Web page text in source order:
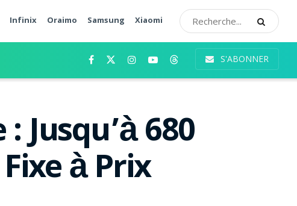
Infinix Oraimo Samsung Xiaomi
S'ABONNER
Jusqu’à 680
à Prix